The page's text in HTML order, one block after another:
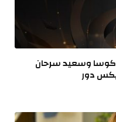
كوسا وسعيد سرحان
دور